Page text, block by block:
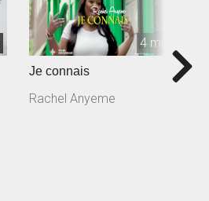
4 min
Je connais
Rachel Anyeme